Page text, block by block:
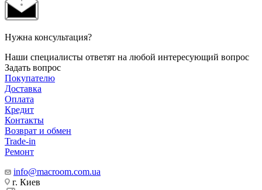
Нужна консультация?
Наши специалисты ответят на любой интересующий вопрос
Задать вопрос
Покупателю
Доставка
Оплата
Кредит
Контакты
Возврат и обмен
Trade-in
Ремонт
info@macroom.com.ua
г. Киев